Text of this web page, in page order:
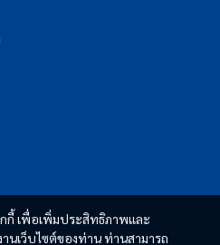
กี้ เพื่อเพิ่มประสิทธิภาพและ
นเว็บไซต์ของท่าน ท่านสามารถ